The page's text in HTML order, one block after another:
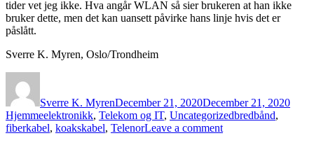
tider vet jeg ikke. Hva angår WLAN så sier brukeren at han ikke
bruker dette, men det kan uansett påvirke hans linje hvis det er
påslått.
Sverre K. Myren, Oslo/Trondheim
Sverre K. MyrenDecember 21, 2020December 21, 2020
Hjemmeelektronikk, Telekom og IT, UncategorizedTags
bredbånd,
fiberkabel, koakskabel, TelenorLeave a commenton